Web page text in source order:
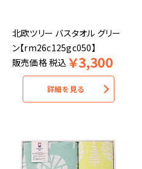
北欧ツリー バスタオル グリー
ン【rm26c125gc050】
販売価格税込 ￥3,300
詳細を見る